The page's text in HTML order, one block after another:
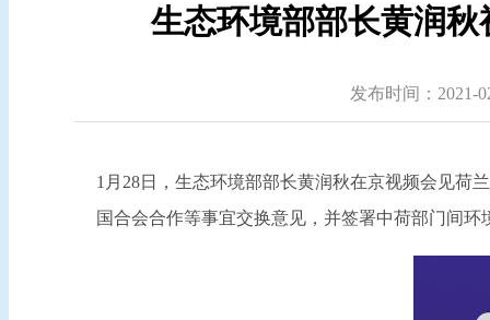
生态环境部部长黄润
发布时间：2021-
1月28日，生态环境部部长黄润秋在京视频会见荷
国合会合作等事宜交换意见，并签署中荷部门间环